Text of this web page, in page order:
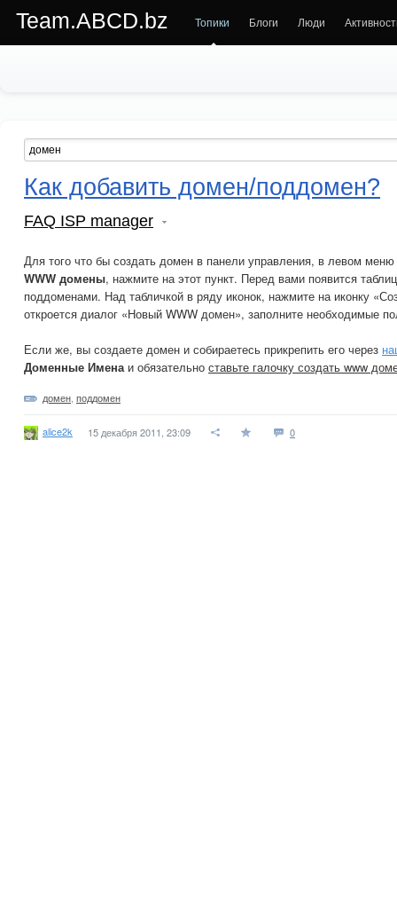
Team.ABCD.bz Топики Блоги Люди
Как добавить домен/поддомен?
FAQ ISP manager
Для того что бы создать домен в панели управления, в левом
WWW домены, нажмите на этот пункт. Перед вами появится
поддоменами. Над табличкой в ряду иконок, нажмите на иконку
откроется диалог «Новый WWW домен», заполните необходимые
Если же, вы создаете домен и собираетесь прикрепить его через
Доменные Именаи обязательно ставьте галочку создать www
домен поддомен
alice2k 15 декабря 2011, 23:09 0